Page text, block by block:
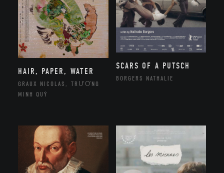
HAIR, PAPER, WATER
GRAUX NICOLAS, TRƯƠNG
MINH QUÝ
SCARS OF A PUTSCH
BORGERS NATHALIE